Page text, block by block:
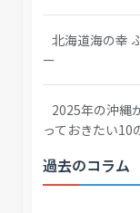
北海道海の幸
ー
2025年の沖縄
っておきたい10
過去のコラム